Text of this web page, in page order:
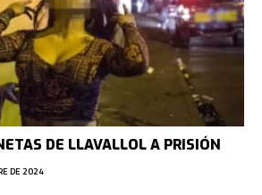
DE LLAVALLOL A PRISIÓN
DE 2024